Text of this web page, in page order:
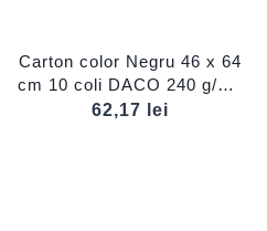
Carton color Negru 46 x 64
cm 10 coli DACO 240 g/mp
CN240N
62,17 lei